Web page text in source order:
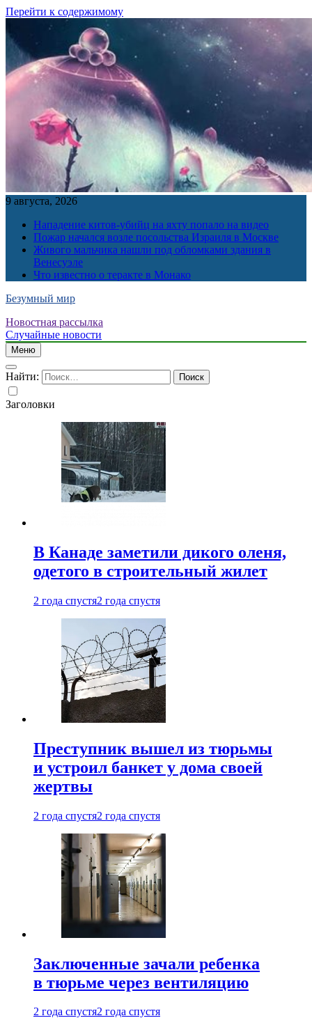
Перейти к содержимому
9 августа, 2026
Нападение китов-убийц на яхту попало на видео
Пожар начался возле посольства Израиля в Москве
Живого мальчика нашли под обломками здания в
Венесуэле
Что известно о теракте в Монако
Безумный мир
Новостная рассылка
Случайные новости
Меню
Найти:
Заголовки
В Канаде заметили дикого оленя,
одетого в строительный жилет
2 года спустя2 года спустя
Преступник вышел из тюрьмы
и устроил банкет у дома своей
жертвы
2 года спустя2 года спустя
Заключенные зачали ребенка
в тюрьме через вентиляцию
2 года спустя2 года спустя